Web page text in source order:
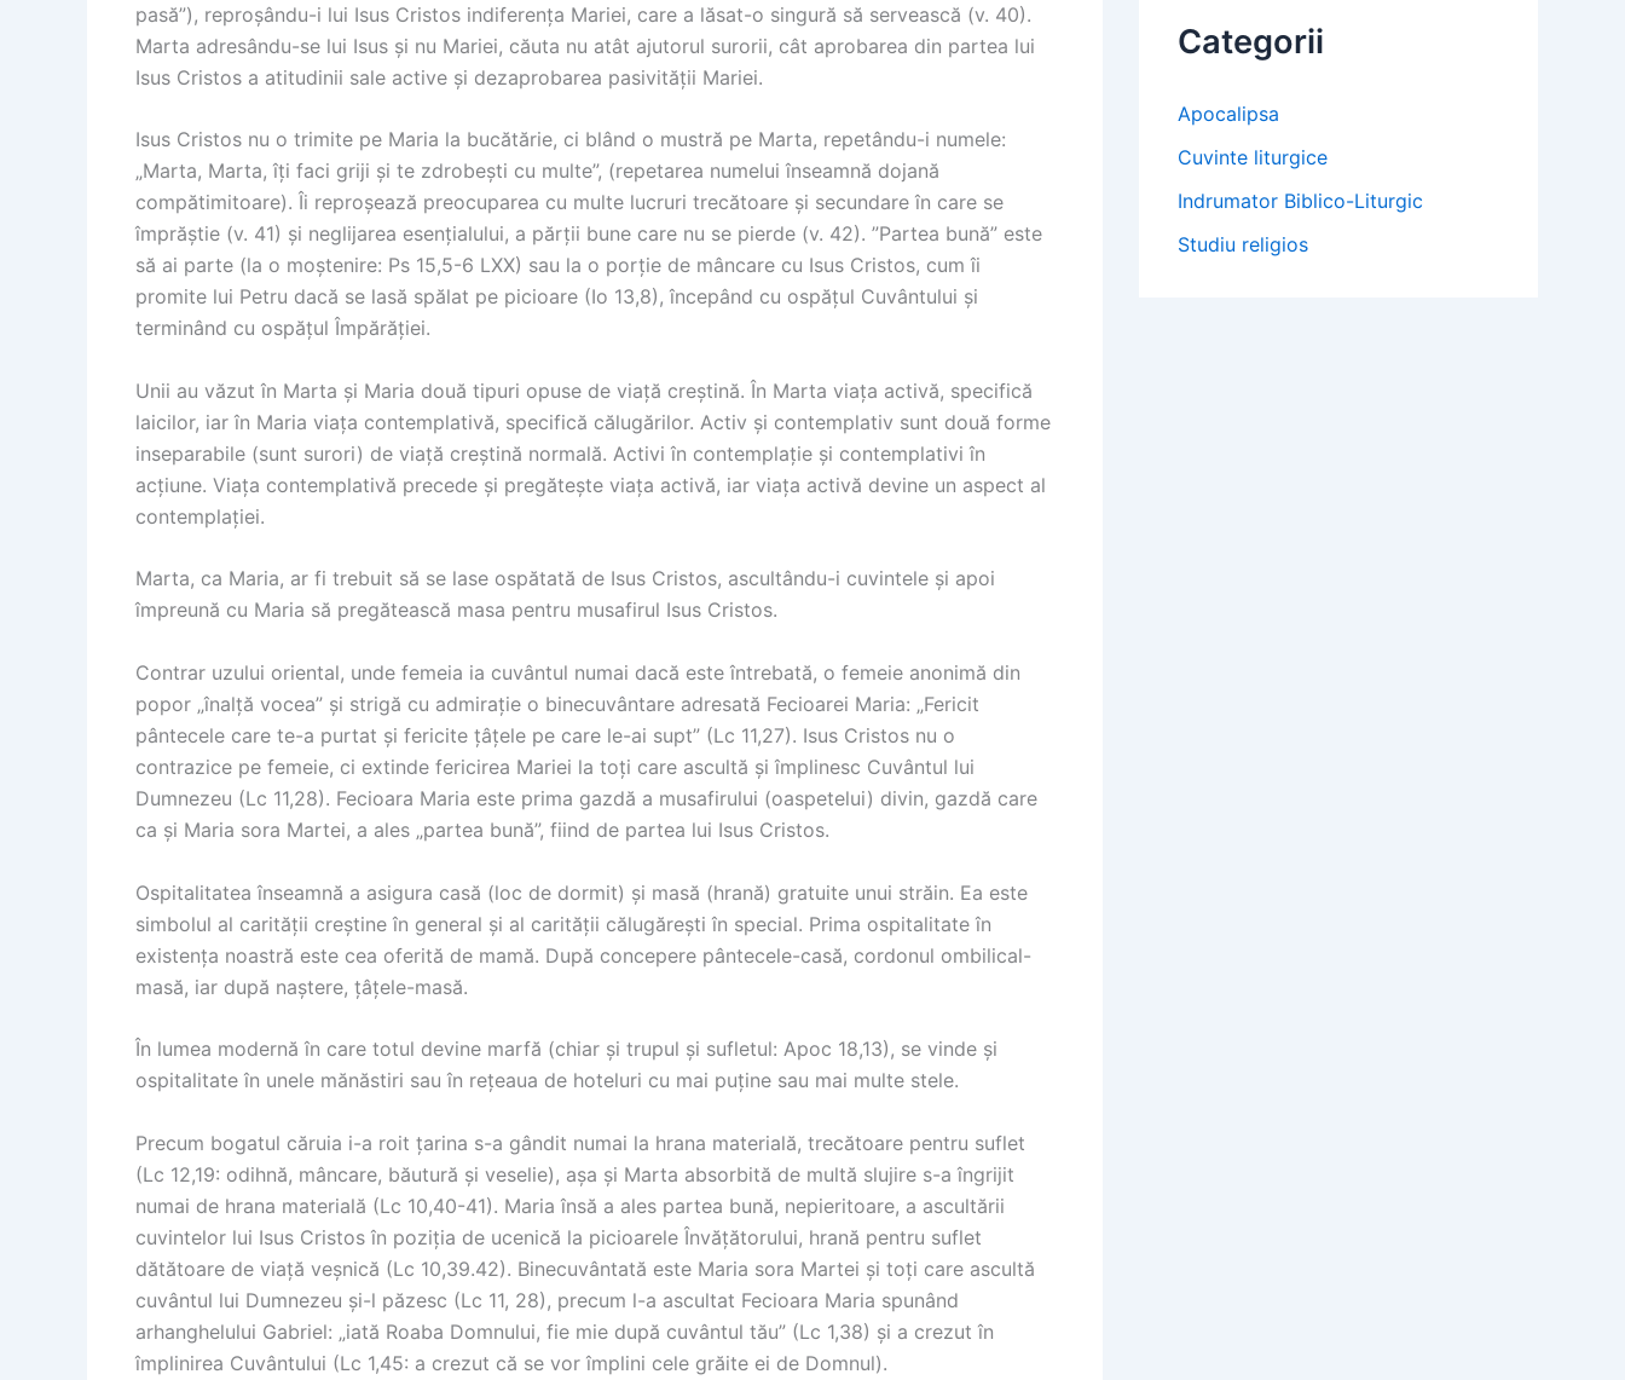
pasă”), reproșându-i lui Isus Cristos indiferența Mariei, care a lăsat-o singură să servească (v. 40).
Marta adresându-se lui Isus și nu Mariei, căuta nu atât ajutorul surorii, cât aprobarea din partea lui
Isus Cristos a atitudinii sale active și dezaprobarea pasivității Mariei.
Isus Cristos nu o trimite pe Maria la bucătărie, ci blând o mustră pe Marta, repetându-i numele:
„Marta, Marta, îți faci griji și te zdrobești cu multe”, (repetarea numelui înseamnă dojană
compătimitoare). Îi reproșează preocuparea cu multe lucruri trecătoare și secundare în care se
împrăștie (v. 41) și neglijarea esențialului, a părții bune care nu se pierde (v. 42). ”Partea bună” este
să ai parte (la o moștenire: Ps 15,5-6 LXX) sau la o porție de mâncare cu Isus Cristos, cum îi
promite lui Petru dacă se lasă spălat pe picioare (Io 13,8), începând cu ospățul Cuvântului și
terminând cu ospățul Împărăției.
Unii au văzut în Marta și Maria două tipuri opuse de viață creștină. În Marta viața activă, specifică
laicilor, iar în Maria viața contemplativă, specifică călugărilor. Activ și contemplativ sunt două forme
inseparabile (sunt surori) de viață creștină normală. Activi în contemplație și contemplativi în
acțiune. Viața contemplativă precede și pregătește viața activă, iar viața activă devine un aspect al
contemplației.
Marta, ca Maria, ar fi trebuit să se lase ospătată de Isus Cristos, ascultându-i cuvintele și apoi
împreună cu Maria să pregătească masa pentru musafirul Isus Cristos.
Contrar uzului oriental, unde femeia ia cuvântul numai dacă este întrebată, o femeie anonimă din
popor „înalță vocea” și strigă cu admirație o binecuvântare adresată Fecioarei Maria: „Fericit
pântecele care te-a purtat și fericite țâțele pe care le-ai supt” (Lc 11,27). Isus Cristos nu o
contrazice pe femeie, ci extinde fericirea Mariei la toți care ascultă și împlinesc Cuvântul lui
Dumnezeu (Lc 11,28). Fecioara Maria este prima gazdă a musafirului (oaspetelui) divin, gazdă care
ca și Maria sora Martei, a ales „partea bună”, fiind de partea lui Isus Cristos.
Ospitalitatea înseamnă a asigura casă (loc de dormit) și masă (hrană) gratuite unui străin. Ea este
simbolul al carității creștine în general și al carității călugărești în special. Prima ospitalitate în
existența noastră este cea oferită de mamă. După concepere pântecele-casă, cordonul ombilical-
masă, iar după naștere, țâțele-masă.
În lumea modernă în care totul devine marfă (chiar și trupul și sufletul: Apoc 18,13), se vinde și
ospitalitate în unele mănăstiri sau în rețeaua de hoteluri cu mai puține sau mai multe stele.
Precum bogatul căruia i-a roit țarina s-a gândit numai la hrana materială, trecătoare pentru suflet
(Lc 12,19: odihnă, mâncare, băutură și veselie), așa și Marta absorbită de multă slujire s-a îngrijit
numai de hrana materială (Lc 10,40-41). Maria însă a ales partea bună, nepieritoare, a ascultării
cuvintelor lui Isus Cristos în poziția de ucenică la picioarele Învățătorului, hrană pentru suflet
dătătoare de viață veșnică (Lc 10,39.42). Binecuvântată este Maria sora Martei și toți care ascultă
cuvântul lui Dumnezeu și-l păzesc (Lc 11, 28), precum l-a ascultat Fecioara Maria spunând
arhanghelului Gabriel: „iată Roaba Domnului, fie mie după cuvântul tău” (Lc 1,38) și a crezut în
împlinirea Cuvântului (Lc 1,45: a crezut că se vor împlini cele grăite ei de Domnul).
o
r
Categorii
Apocalipsa
Cuvinte liturgice
Indrumator Biblico-Liturgic
Studiu religios